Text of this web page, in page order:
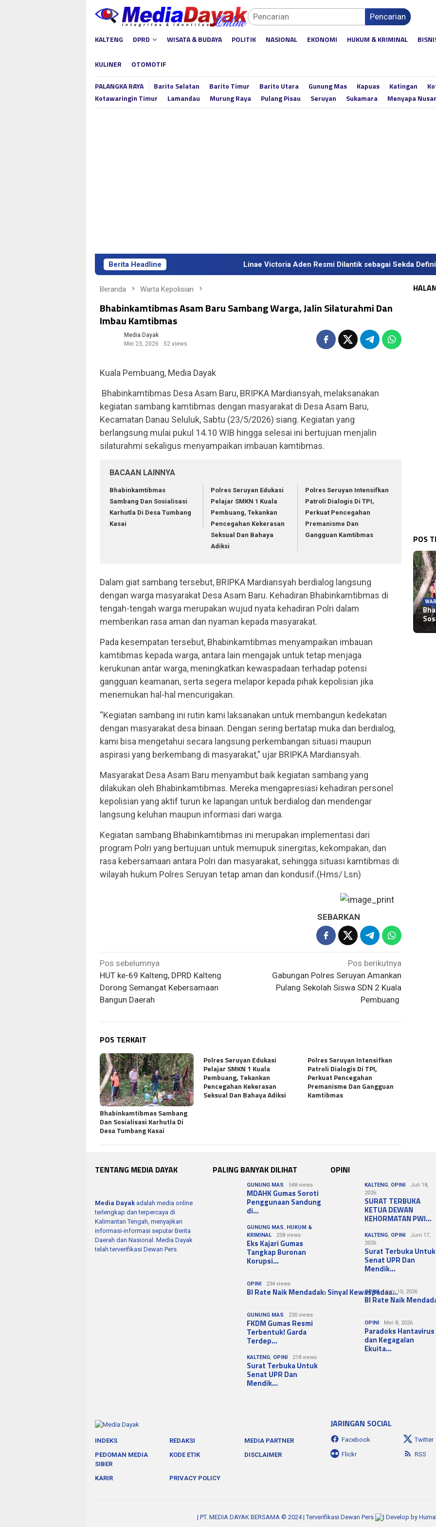
Loncat
Pencarian
KALTENG DPRD WISATA & BUDAYA POLITIK NASIONAL EKONOMI HUKUM & KRIMINAL
KULINER OTOMOTIF
PALANGKA RAYA Barito Selatan Barito Timur Barito Utara Gunung Mas Kapuas Katingan
Kotawaringin Timur
Lamandau Murung Raya Pulang Pisau Seruyan Sukamara Menyapa
Berita Headline Linae Victoria Aden Resmi Dilantik sebagai Sekda Definitif Kalteng,
Beranda Warta Kepolisian
Bhabinkamtibmas Asam Baru Sambang Warga, Jalin Silaturahmi Dan
Imbau Kamtibmas
Media Dayak
Mei 23, 2026
52 views
Kuala Pembuang, Media Dayak
Bhabinkamtibmas Desa Asam Baru, BRIPKA Mardiansyah, melaksanakan
kegiatan sambang kamtibmas dengan masyarakat di Desa Asam Baru,
Kecamatan Danau Seluluk, Sabtu (23/5/2026) siang. Kegiatan yang
berlangsung mulai pukul 14.10 WIB hingga selesai ini bertujuan menjalin
silaturahmi sekaligus menyampaikan imbauan kamtibmas.
BACAAN LAINNYA
Bhabinkamtibmas
Sambang Dan Sosialisasi
Karhutla Di Desa Tumbang
Kasai
Polres Seruyan Edukasi
Pelajar SMKN 1 Kuala
Pembuang, Tekankan
Pencegahan Kekerasan
Seksual Dan Bahaya
Adiksi
Polres Seruyan Intensifkan
Patroli Dialogis Di TPI,
Perkuat Pencegahan
Premanisme Dan
Gangguan Kamtibmas
Dalam giat sambang tersebut, BRIPKA Mardiansyah berdialog langsung
dengan warga masyarakat Desa Asam Baru. Kehadiran Bhabinkamtibmas di
tengah-tengah warga merupakan wujud nyata kehadiran Polri dalam
memberikan rasa aman dan nyaman kepada masyarakat.
Pada kesempatan tersebut, Bhabinkamtibmas menyampaikan imbauan
kamtibmas kepada warga, antara lain mengajak untuk tetap menjaga
kerukunan antar warga, meningkatkan kewaspadaan terhadap potensi
gangguan keamanan, serta segera melapor kepada pihak kepolisian jika
menemukan hal-hal mencurigakan.
“Kegiatan sambang ini rutin kami laksanakan untuk membangun kedekatan
dengan masyarakat desa binaan. Dengan sering bertatap muka dan berdialog,
kami bisa mengetahui secara langsung perkembangan situasi maupun
aspirasi yang berkembang di masyarakat,” ujar BRIPKA Mardiansyah.
Masyarakat Desa Asam Baru menyambut baik kegiatan sambang yang
dilakukan oleh Bhabinkamtibmas. Mereka mengapresiasi kehadiran personel
kepolisian yang aktif turun ke lapangan untuk berdialog dan mendengar
langsung keluhan maupun informasi dari warga.
Kegiatan sambang Bhabinkamtibmas ini merupakan implementasi dari
program Polri yang bertujuan untuk memupuk sinergitas, kekompakan, dan
rasa kebersamaan antara Polri dan masyarakat, sehingga situasi kamtibmas di
wilayah hukum Polres Seruyan tetap aman dan kondusif.(Hms/ Lsn)
SEBARKAN
Navigasi
pos
Pos sebelumnya
HUT ke-69 Kalteng, DPRD Kalteng
Dorong Semangat Kebersamaan
Bangun Daerah
Pos berikutnya
Gabungan Polres Seruyan Amankan
Pulang Sekolah Siswa SDN 2 Kuala
Pembuang
POS TERKAIT
Bhabinkamtibmas Sambang
Dan Sosialisasi Karhutla Di
Desa Tumbang Kasai
Polres Seruyan Edukasi
Pelajar SMKN 1 Kuala
Pembuang, Tekankan
Pencegahan Kekerasan
Seksual Dan Bahaya Adiksi
Polres Seruyan Intensifkan
Patroli Dialogis Di TPI,
Perkuat Pencegahan
Premanisme Dan Gangguan
Kamtibmas
POS
1
Ke
TENTANG MEDIA DAYAK
Media Dayak adalah media online
terlengkap dan terpercaya di
Kalimantan Tengah, menyajikan
informasi-informasi seputar Berita
Daerah dan Nasional. Media Dayak
telah terverifikasi Dewan Pers.
PALING BANYAK DILIHAT
GUNUNG MAS 548 views
MDAHK Gumas Soroti
Penggunaan Sandung
di…
GUNUNG MAS, HUKUM &
KRIMINAL
258 views
Eks Kajari Gumas
Tangkap Buronan
Korupsi…
OPINI 234 views
BI Rate Naik Mendadak: Sinyal Kewaspadaa…
GUNUNG MAS 230 views
FKDM Gumas Resmi
Terbentuk! Garda
Terdep…
KALTENG, OPINI 218 views
Surat Terbuka Untuk
Senat UPR Dan
Mendik…
OPINI
KALTENG, OPINI
Juli 18,
2026
SURAT TERBUKA
KETUA DEWAN
KEHORMATAN PWI…
KALTENG, OPINI
Juni 17,
2026
Surat Terbuka Untuk
Senat UPR Dan
Mendik…
OPINI Juni 10, 2026
BI Rate Naik
OPINI Mei 8, 2026
Paradoks Hantavirus
dan Kegagalan
Ekuita…
INDEKS REDAKSI
MEDIA PARTNER
PEDOMAN MEDIA
SIBER
KODE ETIK DISCLAIMER
KARIR PRIVACY POLICY
JARINGAN SOCIAL
Facebook Twitter
Flickr
RSS
| PT. MEDIA DAYAK BERSAMA © 2024 | Terverifikasi Dewan Pers | Develop by